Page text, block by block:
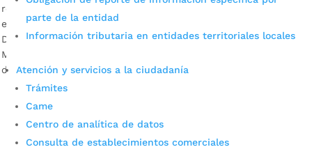
parte de la entidad
Información tributaria en entidades territoriales locales
Atención y servicios a la ciudadanía
Trámites
Came
Centro de analítica de datos
Consulta de establecimientos comerciales
requisitos legales. El agua una necesidad, pero también
existen responsabilidades por parte de todos los actores.
Descargue audio: Zoraida Ortiz, gerente del Acueducto
Metropolitano de Bucaramanga / Sergio Blanco Diaz, líder
del sector Luz de Salvación […]